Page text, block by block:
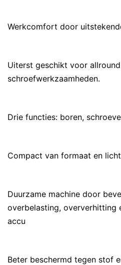
Werkcomfort door
Uiterst geschikt voor
schroefwerkzaamheden.
Drie functies: boren,
Compact van formaat en
Duurzame machine door
overbelasting, oververhitting
accu
Beter beschermd tegen stof